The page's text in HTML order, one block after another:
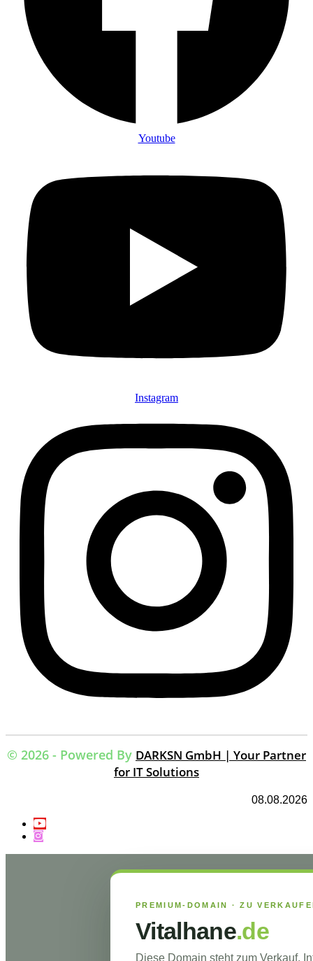
Youtube
Instagram
© 2026 - Powered By DARKSN GmbH | Your Partner
for IT Solutions
08.08.2026
PREMIUM-DOMAIN · ZU
Vitalhane.de
Diese Domain steht zum Verkauf.